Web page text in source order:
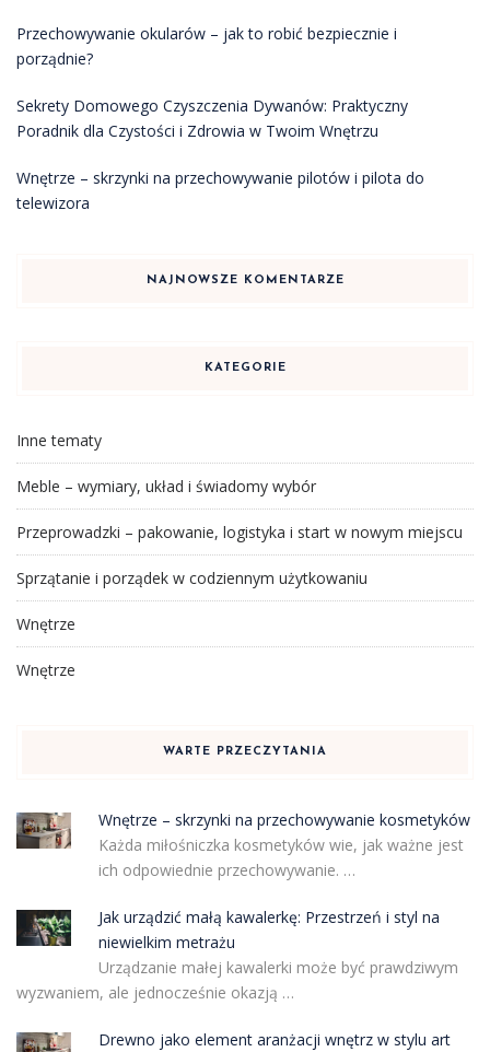
Przechowywanie okularów – jak to robić bezpiecznie i
porządnie?
Sekrety Domowego Czyszczenia Dywanów: Praktyczny
Poradnik dla Czystości i Zdrowia w Twoim Wnętrzu
Wnętrze – skrzynki na przechowywanie pilotów i pilota do
telewizora
NAJNOWSZE KOMENTARZE
KATEGORIE
Inne tematy
Meble – wymiary, układ i świadomy wybór
Przeprowadzki – pakowanie, logistyka i start w nowym miejscu
Sprzątanie i porządek w codziennym użytkowaniu
Wnętrze
Wnętrze
WARTE PRZECZYTANIA
Wnętrze – skrzynki na przechowywanie kosmetyków
Każda miłośniczka kosmetyków wie, jak ważne jest
ich odpowiednie przechowywanie. …
Jak urządzić małą kawalerkę: Przestrzeń i styl na
niewielkim metrażu
Urządzanie małej kawalerki może być prawdziwym
wyzwaniem, ale jednocześnie okazją …
Drewno jako element aranżacji wnętrz w stylu art